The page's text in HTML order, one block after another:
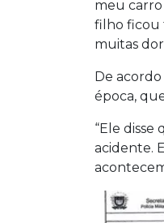
meu
filho ficou
muitas
De
época,
“Ele
acidente.